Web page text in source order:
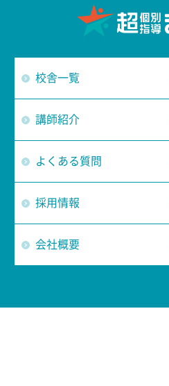
校舎一覧
講師紹介
よくある質問
採用情報
会社概要